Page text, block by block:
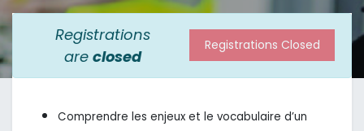
Registrations
areclosed
Registrations Closed
Comprendre les enjeux et le vocabulaire d’un